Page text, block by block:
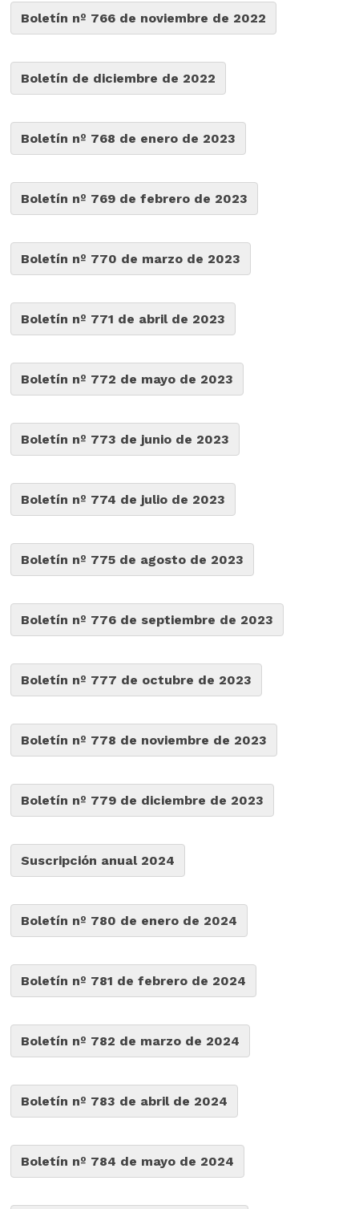
Boletín nº 766 de noviembre de 2022
Boletín de diciembre de 2022
Boletín nº 768 de enero de 2023
Boletín nº 769 de febrero de 2023
Boletín nº 770 de marzo de 2023
Boletín nº 771 de abril de 2023
Boletín nº 772 de mayo de 2023
Boletín nº 773 de junio de 2023
Boletín nº 774 de julio de 2023
Boletín nº 775 de agosto de 2023
Boletín nº 776 de septiembre de 2023
Boletín nº 777 de octubre de 2023
Boletín nº 778 de noviembre de 2023
Boletín nº 779 de diciembre de 2023
Suscripción anual 2024
Boletín nº 780 de enero de 2024
Boletín nº 781 de febrero de 2024
Boletín nº 782 de marzo de 2024
Boletín nº 783 de abril de 2024
Boletín nº 784 de mayo de 2024